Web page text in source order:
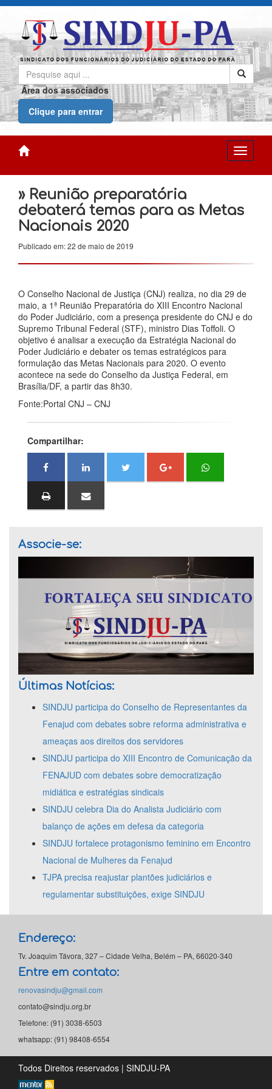
Área dos associados
Clique para entrar
» Reunião preparatória
debaterá temas para as Metas
Nacionais 2020
Publicado em: 22 de maio de 2019
O Conselho Nacional de Justiça (CNJ) realiza, no dia 29 de
maio, a 1ª Reunião Preparatória do XIII Encontro Nacional
do Poder Judiciário, com a presença presidente do CNJ e do
Supremo Tribunal Federal (STF), ministro Dias Toffoli. O
objetivo é analisar a execução da Estratégia Nacional do
Poder Judiciário e debater os temas estratégicos para
formulação das Metas Nacionais para 2020. O evento
acontece na sede do Conselho da Justiça Federal, em
Brasília/DF, a partir das 8h30.
Fonte:Portal CNJ – CNJ
Compartilhar:
Associe-se:
Últimas Notícias:
SINDJU participa do Conselho de Representantes da
Fenajud com debates sobre reforma administrativa e
ameaças aos direitos dos servidores
SINDJU participa do XIII Encontro de Comunicação da
FENAJUD com debates sobre democratização
midiática e estratégias sindicais
SINDJU celebra Dia do Analista Judiciário com
balanço de ações em defesa da categoria
SINDJU fortalece protagonismo feminino em Encontro
Nacional de Mulheres da Fenajud
TJPA precisa reajustar plantões judiciários e
regulamentar substituições, exige SINDJU
Endereço:
Tv. Joaquim Távora, 327 – Cidade Velha, Belém – PA, 66020-340
Entre em contato:
renovasindju@gmail.com
contato@sindju.org.br
Telefone: (91) 3038-6503
whatsapp: (91) 98408-6554
Todos Direitos reservados | SINDJU-PA